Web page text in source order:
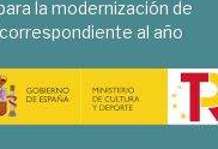
la modernización de
al año